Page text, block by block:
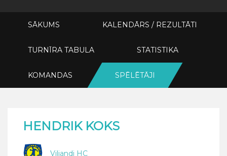
SĀKUMS KALENDĀRS / REZULTĀTI
TURNĪRA TABULA STATISTIKA
KOMANDAS SPĒLĒTĀJI
HENDRIK KOKS
Viljandi HC